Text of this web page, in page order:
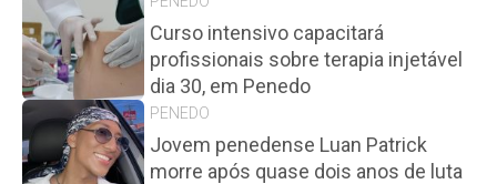
Curso intensivo capacitará
profissionais sobre terapia injetável
dia 30, em Penedo
PENEDO
Jovem penedense Luan Patrick
morre após quase dois anos de luta